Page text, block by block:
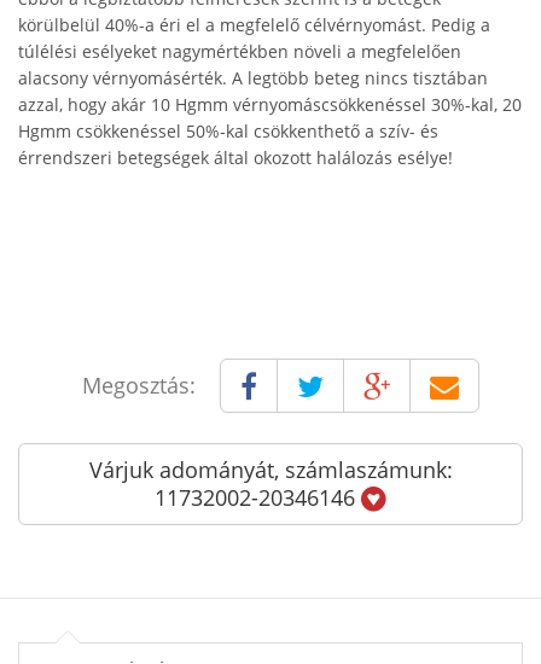
körülbelül 40%-a éri el a megfelelő célvérnyomást. Pedig a
túlélési esélyeket nagymértékben növeli a megfelelően
alacsony vérnyomásérték. A legtöbb beteg nincs tisztában
azzal, hogy akár 10 Hgmm vérnyomáscsökkenéssel 30%-kal, 20
Hgmm csökkenéssel 50%-kal csökkenthető a szív- és
érrendszeri betegségek által okozott halálozás esélye!
Megosztás:
Várjuk adományát, számlaszámunk:
11732002-20346146